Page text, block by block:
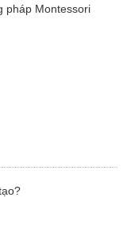
pháp Montessori